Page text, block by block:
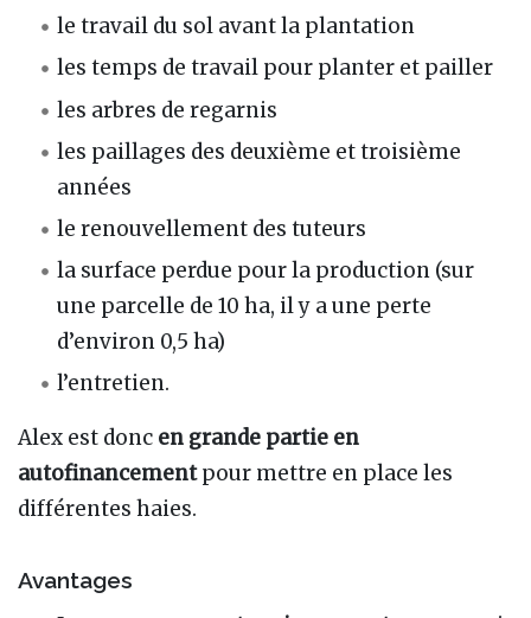
le travail du sol avant la plantation
les temps de travail pour planter et pailler
les arbres de regarnis
les paillages des deuxième et troisième
années
le renouvellement des tuteurs
la surface perdue pour la production (sur
une parcelle de 10 ha, il y a une perte
d’environ 0,5 ha)
l’entretien.
Alex est donc en grande partie en
autofinancementpour mettre en place les
différentes haies.
Avantages